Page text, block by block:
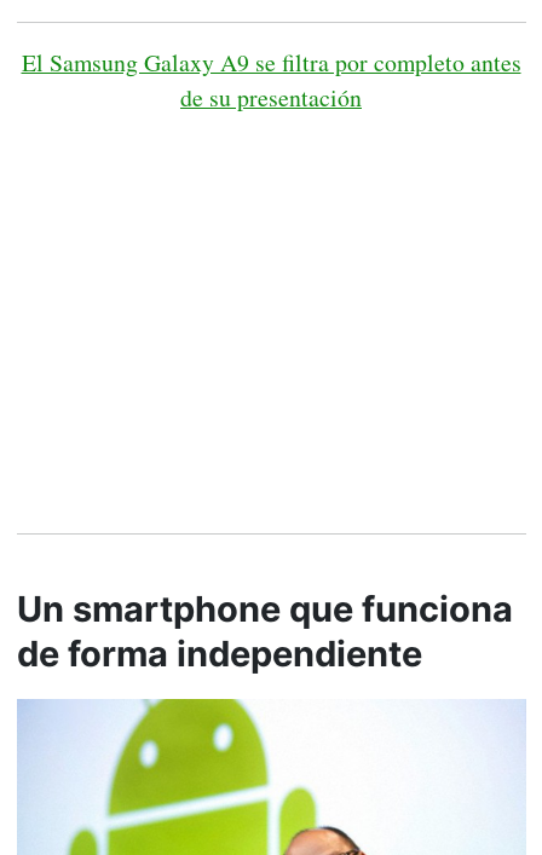
El Samsung Galaxy A9 se filtra por completo antes
de su presentación
Un smartphone que funciona
de forma independiente